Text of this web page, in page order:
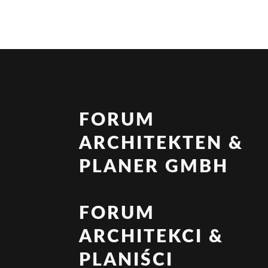
FORUM
ARCHITEKTEN &
PLANER GMBH
FORUM
ARCHITEKCI &
PLANIŚCI